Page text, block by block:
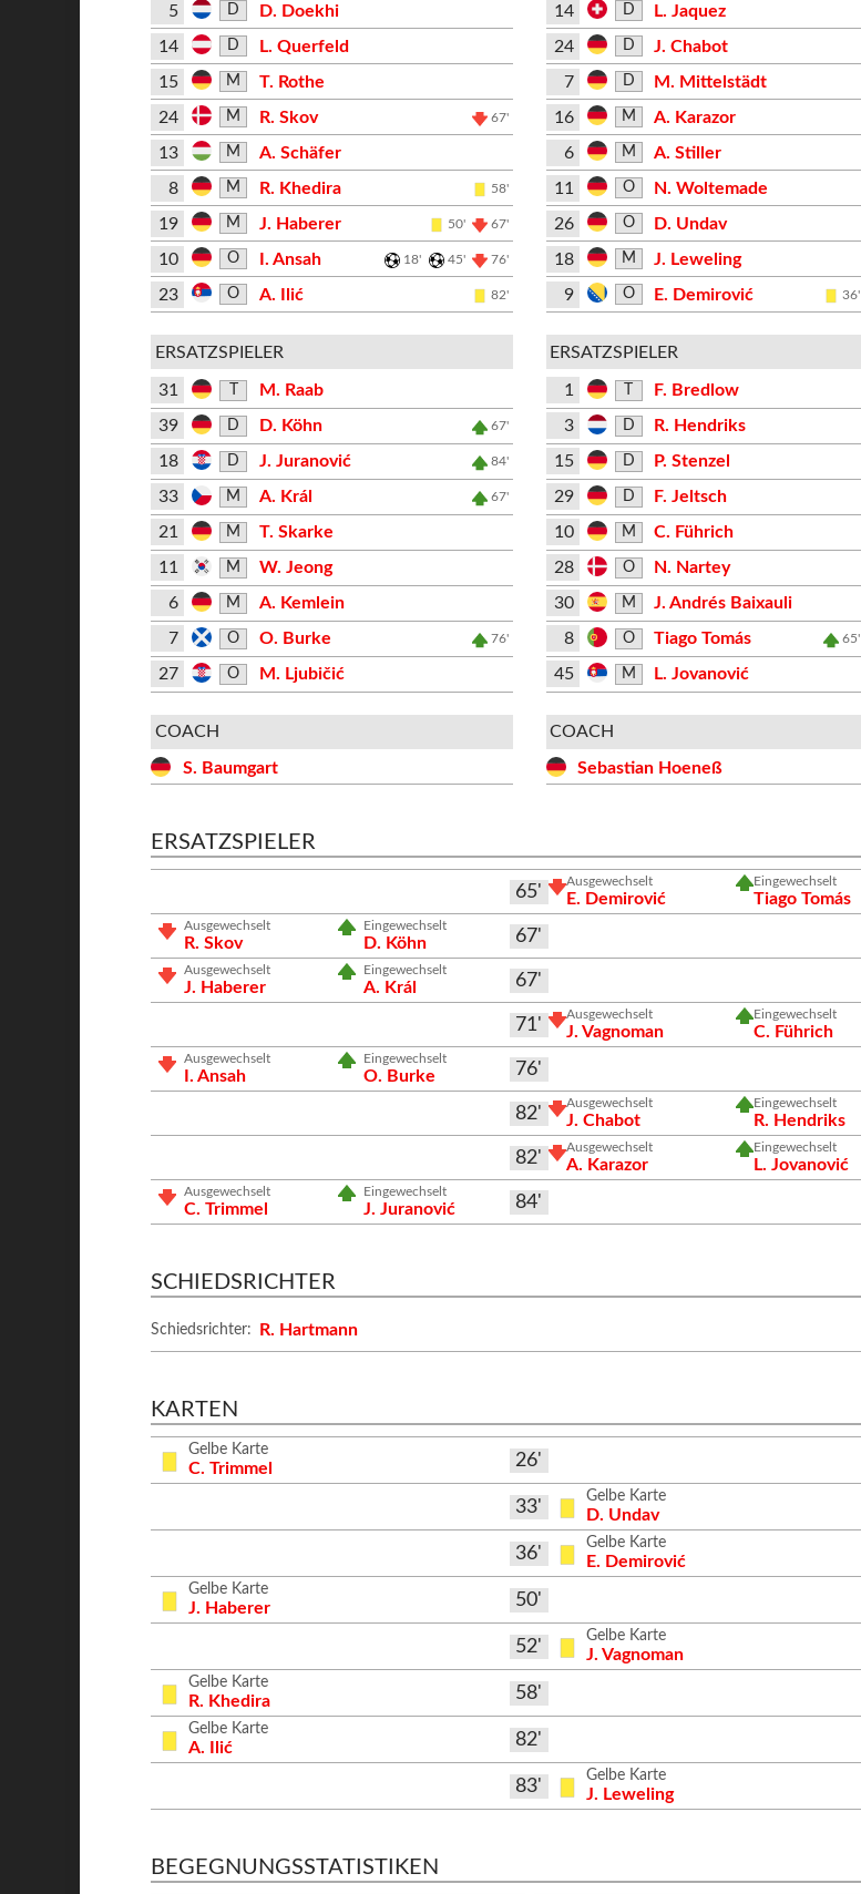
5 D
D. Doekhi
14
D
L. Querfeld
15
M
T. Rothe
24
M R. Skov 67'
13 M
A. Schäfer
8
M R. Khedira 58'
19 M J. Haberer 50' 67'
10 O I. Ansah 18' 45' 76'
23 O A. Ilić 82'
ERSATZSPIELER
31
M. Raab
39
D D. Köhn 67'
18 D J. Juranović 84'
33 M A. Král 67'
21 M
T. Skarke
11
M
W. Jeong
6
M
A. Kemlein
7
O O. Burke 76'
27 O M. Ljubičić
COACH
S. Baumgart
14 D
L. Jaquez
24
D J. Chabot
7 D
M. Mittelstädt
16
M A. Karazor
6 M
A. Stiller
11
O
N. Woltemade
26
O D. Undav
18 M J. Leweling
9 O E. Demirović 36'
ERSATZSPIELER
1
F. Bredlow
3
D R. Hendriks
15 D
P. Stenzel
29
D
F. Jeltsch
10
M C. Führich
28 O
N. Nartey
30
M
J. Andrés Baixauli
8
O Tiago Tomás 65'
45 M L. Jovanović
COACH
Sebastian Hoeneß
ERSATZSPIELER
65'
Ausgewechselt
E. Demirović
Eingewechselt
Tiago Tomás
Ausgewechselt
R. Skov
Eingewechselt
D. Köhn 67'
Ausgewechselt
J. Haberer
Eingewechselt
A. Král 67'
71'
Ausgewechselt
J. Vagnoman
Eingewechselt
C. Führich
Ausgewechselt
I. Ansah
Eingewechselt
O. Burke 76'
82'
Ausgewechselt
J. Chabot
Eingewechselt
R. Hendriks
82'
Ausgewechselt
A. Karazor
Eingewechselt
L. Jovanović
Ausgewechselt
C. Trimmel
Eingewechselt
J. Juranović 84'
SCHIEDSRICHTER
Schiedsrichter: R. Hartmann
KARTEN
Gelbe Karte
C. Trimmel 26'
33'
Gelbe Karte
D. Undav
36'
Gelbe Karte
E. Demirović
Gelbe Karte
J. Haberer 50'
52'
Gelbe Karte
J. Vagnoman
Gelbe Karte
R. Khedira 58'
Gelbe Karte
A. Ilić 82'
83'
Gelbe Karte
J. Leweling
BEGEGNUNGSSTATISTIKEN